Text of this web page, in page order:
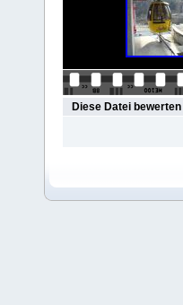
Diese Datei bewerten